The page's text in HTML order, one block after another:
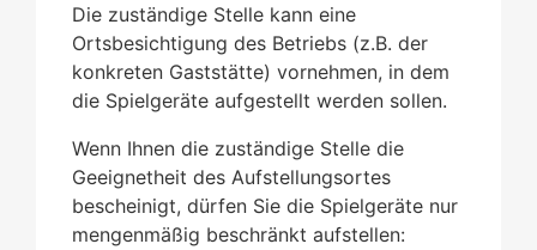
Die zuständige Stelle kann eine
Ortsbesichtigung des Betriebs (z.B. der
konkreten Gaststätte) vornehmen, in dem
die Spielgeräte aufgestellt werden sollen.
Wenn Ihnen die zuständige Stelle die
Geeignetheit des Aufstellungsortes
bescheinigt, dürfen Sie die Spielgeräte nur
mengenmäßig beschränkt aufstellen: